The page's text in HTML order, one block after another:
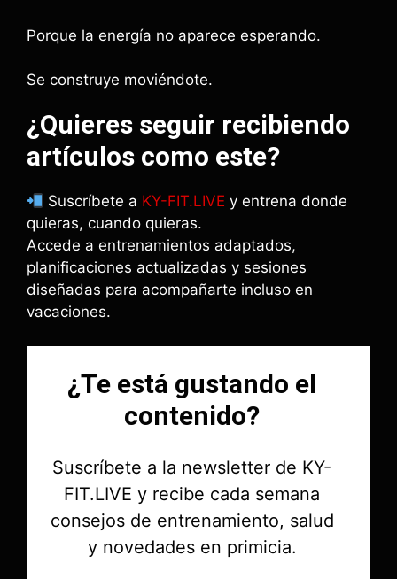
Porque la energía no aparece esperando.
Se construye moviéndote.
¿Quieres seguir recibiendo
artículos como este?
Suscríbete a KY-FIT.LIVE y entrena donde
quieras, cuando quieras.
Accede a entrenamientos adaptados,
planificaciones actualizadas y sesiones
diseñadas para acompañarte incluso en
vacaciones.
¿Te está gustando el
contenido?
Suscríbete a la newsletter de KY-
FIT.LIVE y recibe cada semana
consejos de entrenamiento, salud
y novedades en primicia.